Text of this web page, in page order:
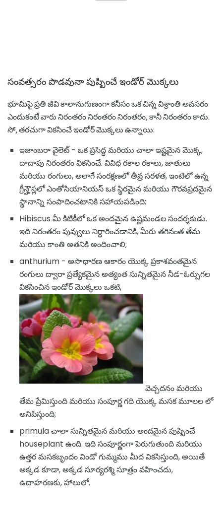
సంవత్సరం పొడవునా పుష్పించే ఇండోర్ మొక్కలు
భూమిపై ప్రతి జీవి కాలానుగుణంగా కనీసం ఒక చిన్న విశ్రాంతి అవసరం
ఎందుకంటే వారు నిరంతరం నిరంతరం నిరంతరం, కానీ నిరంతరం కాదు.
సో, తరచుగా వికసించే ఇండోర్ మొక్కలు ఉన్నాయి:
ఇజాంబరా వైలెట్ - ఒక ప్రసిద్ధ మరియు చాలా ఇష్టమైన మొక్క,
దాదాపు నిరంతరం వికసించే. వివిధ రకాల రకాలు, జాతులు
మరియు రంగులు, అలాగే సంరక్షణలో తీవ్ర సరళత, ఇంటిలో ఉన్న
గ్రీన్హౌస్లలో ఎంతోసియానియస్ ఒక స్థిరమైన మరియు గౌరవప్రదమైన
స్థానాన్ని సంపాదించటానికి సహాయపడింది;
Hibiscus మీ కిటికీలో ఒక అందమైన ఉష్ణమండల సందర్శకుడు.
ఇది నిరంతరం పువ్వులు నిర్ధారించడానికి, మీరు తగినంత తేమ
మరియు కాంతి అతనికి అందించాలి;
anthurium - అసాధారణ ఆకారం యొక్క ప్రకాశవంతమైన
రంగులు ద్వారా ప్రత్యేకమైన అత్యంత సున్నితమైన నీడ-ఓర్పుగల
వికసించిన ఇండోర్ మొక్కలు ఒకటి,
వెచ్చదనం మరియు
తేమ ప్రేమిస్తుంది మరియు సంపూర్ణ గది యొక్క మసక మూలల లో
అనిపిస్తుంది;
primula చాలా సున్నితమైన మరియు అందమైన పుష్పించే
houseplant ఉంది. ఇది సంపూర్ణంగా పెరుగుతుంది మరియు
ఉత్తర మసకబృందం విండో గుమ్మము మీద వికసిస్తుంది, అయితే
అక్కడ కూడా, అక్కడ సూర్యరశ్మి సూత్రం వహించదు,
ఉదాహరణకు, హాలులో.